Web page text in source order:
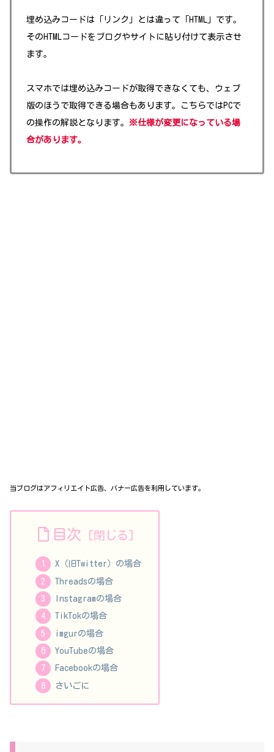
埋め込みコードは「リンク」とは違って「HTML」です。
そのHTMLコードをブログやサイトに貼り付けて表示させ
ます。
スマホでは埋め込みコードが取得できなくても、ウェブ
版のほうで取得できる場合もあります。こちらではPCで
の操作の解説となります。 ※仕様が変更になっている場
合があります。
当ブログはアフィリエイト広告、バナー広告を利用しています。
目次
X（旧Twitter）の場合
Threadsの場合
Instagramの場合
TikTokの場合
imgurの場合
YouTubeの場合
Facebookの場合
さいごに